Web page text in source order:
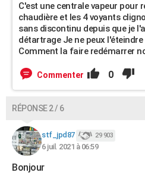
C'est une centrale vapeur pour
chaudière et les 4 voyants
sans discontinu depuis que je
détartrage Je ne peux
Comment la faire redémarrer
Commenter 0
RÉPONSE 2 / 6
stf_jpd87 29 903
6 juil. 2021 à 06:59
Bonjour